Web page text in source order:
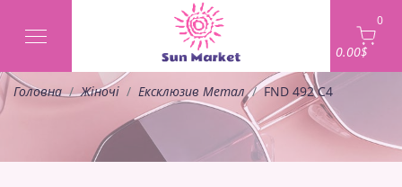
0
0.00$
Головна Жіночі Ексклюзив Метал FND 492 C4